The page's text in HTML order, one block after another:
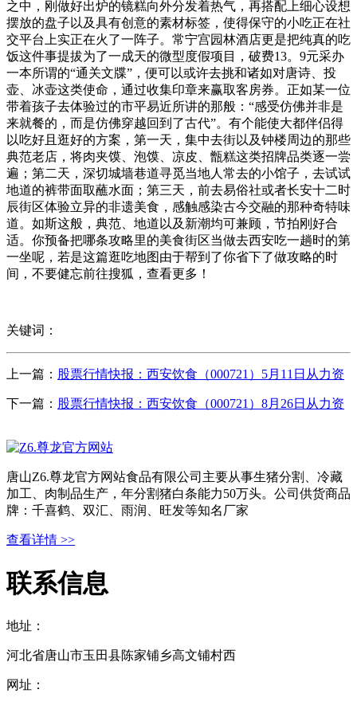
之中，刚做好出炉的镜糕向外分发着热气，再搭配上细心设想
摆放的盘子以及具有创意的素材标签，使得保守的小吃正在社
交平台上实正在火了一阵子。常宁宫园林酒店更是把纯真的吃
饭这件事提拔为了一成天的微型度假项目，破费13。9元采办
一本所谓的“通关文牒”，便可以或许去挑和诸如对唐诗、投
壶、冰壶这类使命，通过收集印章来赢取客房券。正如某一位
带着孩子去体验过的市平易近所讲的那般：“感受仿佛并非是
来就餐的，而是仿佛穿越回到了古代”。有个能使大都伴侣得
以吃好且逛好的方案，第一天，集中去街以及钟楼周边的那些
典范老店，将肉夹馍、泡馍、凉皮、甑糕这类招牌品类逐一尝
遍；第二天，深切城墙巷道寻觅当地人常去的小馆子，去试试
地道的裤带面取蘸水面；第三天，前去易俗社或者长安十二时
辰街区体验立异的非遗美食，感触感染古今交融的那种奇特味
道。如斯这般，典范、地道以及新潮均可兼顾，节拍刚好合
适。你预备把哪条攻略里的美食街区当做去西安吃一趟时的第
一坐呢，若是这篇逛吃地图由于帮到了你省下了做攻略的时
间，不要健忘前往搜狐，查看更多！
关键词：
上一篇： 股票行情快报：西安饮食（000721）5月11日从力资
下一篇： 股票行情快报：西安饮食（000721）8月26日从力资
唐山Z6.尊龙官方网站食品有限公司主要从事生猪分割、冷藏
加工、肉制品生产，年分割猪白条能力50万头。公司供货商品
牌：千喜鹤、双汇、雨润、旺发等知名厂家
查看详情 >>
联系信息
地址：
河北省唐山市玉田县陈家铺乡高文铺村西
网址：